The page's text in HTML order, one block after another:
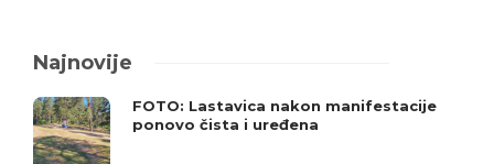
Najnovije
FOTO: Lastavica nakon manifestacije
ponovo čista i uređena